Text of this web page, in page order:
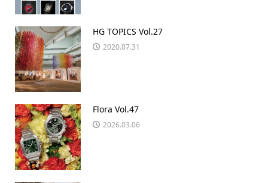
HG TOPICS Vol.27
2020.07.31
Flora Vol.47
2026.03.06